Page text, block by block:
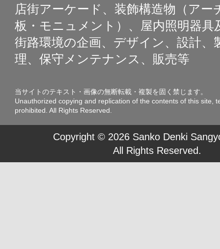
店街アーケード、装飾構造物（アー
板・モニュメント）、屋内照明器具
街路環境の企画、デザイン、設計、
理、保守メンテナンス、販売等
当サイトのテキスト・画像の無断転載・複製を固く禁じます。
Unauthorized copying and replication of the contents of this site,
prohibited. All Rights Reserved.
Copyright © 2026 Sanko Denki
All Rights Reserved.